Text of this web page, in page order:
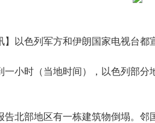
】以色列军方和伊朗国家电视台都
一小时（当地时间），以色列部
告北部地区有一栋建筑物倒塌。邻